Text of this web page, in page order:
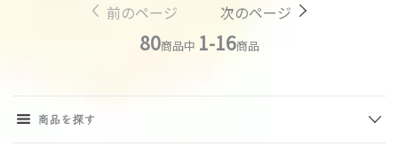
前のページ 次のページ
80商品中 1-16商品
商品を探す